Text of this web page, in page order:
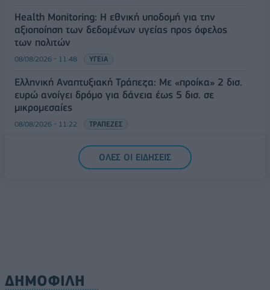
Health Monitoring: Η εθνική υποδομή για την
αξιοποίηση των δεδομένων υγείας προς όφελος
των πολιτών
08/08/2026 - 11:48 ΥΓΕΙΑ
Ελληνική Αναπτυξιακή Τράπεζα: Με «προίκα» 2 δισ.
ευρώ ανοίγει δρόμο για δάνεια έως 5 δισ. σε
μικρομεσαίες
08/08/2026 - 11:22 ΤΡΑΠΕΖΕΣ
5G παντού, 6G στον ορίζοντα: Πού βρίσκεται η
Ελλάδα στη μεγάλη τεχνολογική μετάβαση
ΟΛΕΣ ΟΙ ΕΙΔΗΣΕΙΣ
ΔΗΜΟΦΙΛΗ